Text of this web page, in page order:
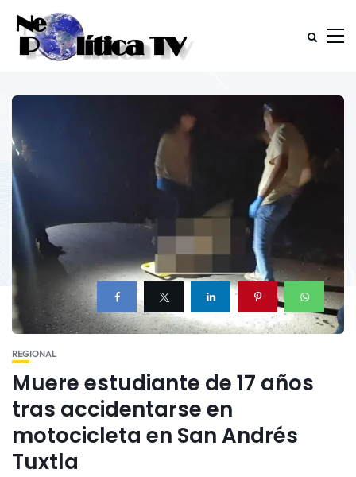
REGIONAL
Muere estudiante de 17 años
tras accidentarse en
motocicleta en San Andrés
Tuxtla